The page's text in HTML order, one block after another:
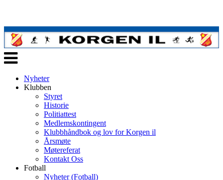
Veksle
navigasjon
Nyheter
Klubben
Styret
Historie
Politiattest
Medlemskontingent
Klubbhåndbok og lov for Korgen il
Årsmøte
Møtereferat
Kontakt Oss
Fotball
Nyheter (Fotball)